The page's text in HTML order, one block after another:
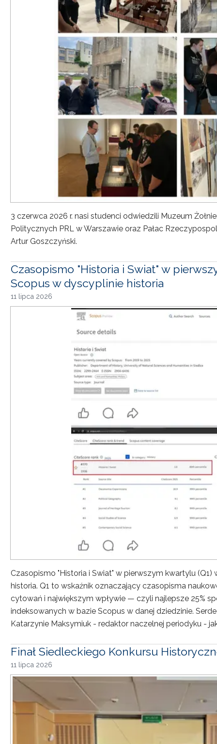
3 czerwca 2026 r. nasi studenci odwiedzili Muzeum
Politycznych PRL w Warszawie oraz Pałac
Artur Goszczyński.
Czasopismo "Historia i Swiat" w
Scopus w dyscyplinie historia
11 lipca 2026
Czasopismo "Historia i Swiat" w pierwszym kwartylu
historia. Q1 to wskaźnik oznaczający czasopisma
cytowań i największym wpływie — czyli najlepsze 25%
indeksowanych w bazie Scopus w danej dziedzinie.
Katarzynie Maksymiuk - redaktor naczelnej periodyku -
Finał Siedleckiego Konkursu
11 lipca 2026